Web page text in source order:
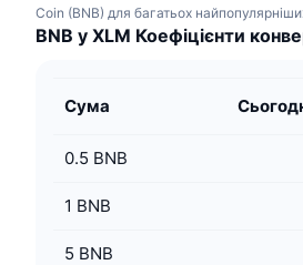
Coin (BNB) для багатьох
BNB у XLM Коефіцієнти
Сума
0.5 BNB
1 BNB
5 BNB